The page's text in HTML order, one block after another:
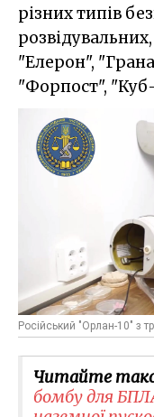
різних типів
"Елерон",
"Форпост",
Російський "Орлан-10" з
Читайте
бомбу для